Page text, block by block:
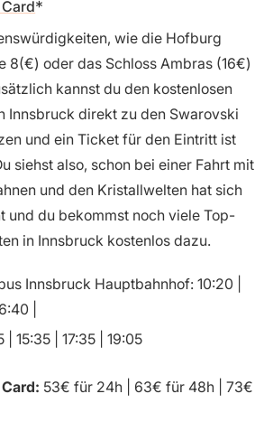
wie die Hofburg
8(€) oder das Schloss Ambras (16€)
kannst du den kostenlosen
Innsbruck direkt zu den Swarovski
und ein Ticket für den Eintritt ist
siehst also, schon bei einer Fahrt mit
und den Kristallwelten hat sich
und du bekommst noch viele Top-
in Innsbruck kostenlos dazu.
Innsbruck Hauptbahnhof: 10:20 |
|
| 15:35 | 17:35 | 19:05
53€ für 24h | 63€ für 48h | 73€